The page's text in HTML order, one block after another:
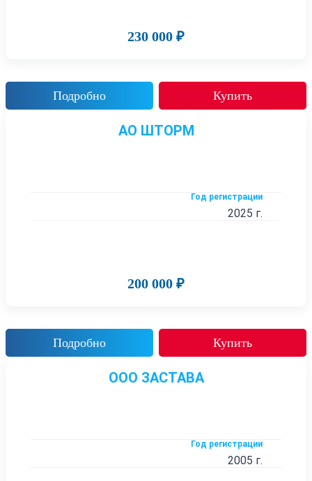
230 000 ₽
Подробно Купить
АО ШТОРМ
Год регистрации
2025 г.
200 000 ₽
Подробно Купить
ООО ЗАСТАВА
Год регистрации
2005 г.